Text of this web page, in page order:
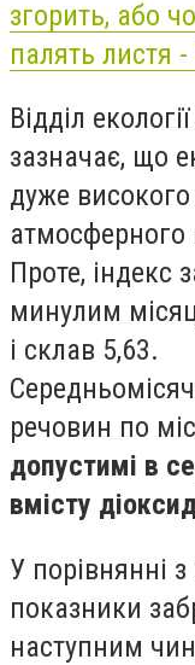
згорить, або
палять листя -
Відділ
зазначає, що
дуже
атмосферного
Проте, індекс
минулим
і склав 5,63.
речовин по
допустимі в
вмісту
У порівнянні
показники
наступним